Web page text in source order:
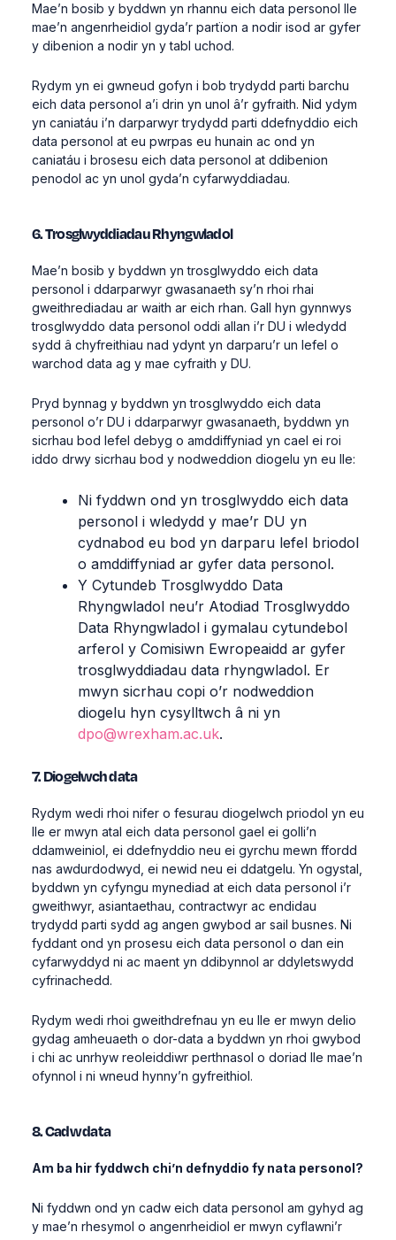
Mae’n bosib y byddwn yn rhannu eich data personol lle
mae’n angenrheidiol gyda’r partïon a nodir isod ar gyfer
y dibenion a nodir yn y tabl uchod.
Rydym yn ei gwneud gofyn i bob trydydd parti barchu
eich data personol a’i drin yn unol â’r gyfraith. Nid ydym
yn caniatáu i’n darparwyr trydydd parti ddefnyddio eich
data personol at eu pwrpas eu hunain ac ond yn
caniatáu i brosesu eich data personol at ddibenion
penodol ac yn unol gyda’n cyfarwyddiadau.
6. Trosglwyddiadau Rhyngwladol
Mae’n bosib y byddwn yn trosglwyddo eich data
personol i ddarparwyr gwasanaeth sy’n rhoi rhai
gweithrediadau ar waith ar eich rhan. Gall hyn gynnwys
trosglwyddo data personol oddi allan i’r DU i wledydd
sydd â chyfreithiau nad ydynt yn darparu’r un lefel o
warchod data ag y mae cyfraith y DU.
Pryd bynnag y byddwn yn trosglwyddo eich data
personol o’r DU i ddarparwyr gwasanaeth, byddwn yn
sicrhau bod lefel debyg o amddiffyniad yn cael ei roi
iddo drwy sicrhau bod y nodweddion diogelu yn eu lle:
Ni fyddwn ond yn trosglwyddo eich data
personol i wledydd y mae’r DU yn
cydnabod eu bod yn darparu lefel briodol
o amddiffyniad ar gyfer data personol.
Y Cytundeb Trosglwyddo Data
Rhyngwladol neu’r Atodiad Trosglwyddo
Data Rhyngwladol i gymalau cytundebol
arferol y Comisiwn Ewropeaidd ar gyfer
trosglwyddiadau data rhyngwladol. Er
mwyn sicrhau copi o’r nodweddion
diogelu hyn cysylltwch â ni yn
dpo@wrexham.ac.uk.
7. Diogelwch data
Rydym wedi rhoi nifer o fesurau diogelwch priodol yn eu
lle er mwyn atal eich data personol gael ei golli’n
ddamweiniol, ei ddefnyddio neu ei gyrchu mewn ffordd
nas awdurdodwyd, ei newid neu ei ddatgelu. Yn ogystal,
byddwn yn cyfyngu mynediad at eich data personol i’r
gweithwyr, asiantaethau, contractwyr ac endidau
trydydd parti sydd ag angen gwybod ar sail busnes. Ni
fyddant ond yn prosesu eich data personol o dan ein
cyfarwyddyd ni ac maent yn ddibynnol ar ddyletswydd
cyfrinachedd.
Rydym wedi rhoi gweithdrefnau yn eu lle er mwyn delio
gydag amheuaeth o dor-data a byddwn yn rhoi gwybod
i chi ac unrhyw reoleiddiwr perthnasol o doriad lle mae’n
ofynnol i ni wneud hynny’n gyfreithiol.
8. Cadw data
Am ba hir fyddwch chi’n defnyddio fy nata personol?
Ni fyddwn ond yn cadw eich data personol am gyhyd ag
y mae’n rhesymol o angenrheidiol er mwyn cyflawni’r